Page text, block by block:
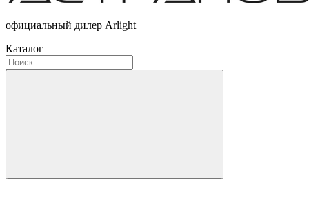
официальный дилер Arlight
Каталог